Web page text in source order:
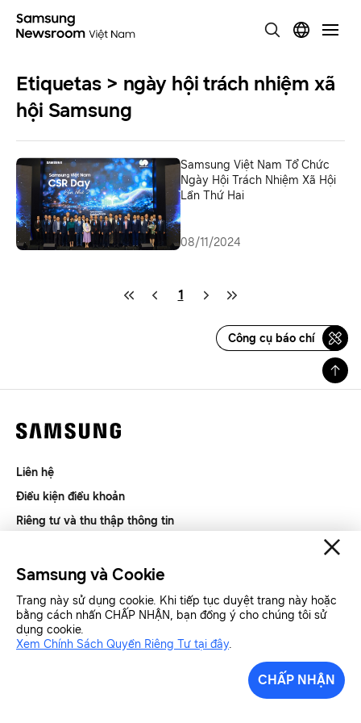
Etiquetas > ngày hội trách nhiệm xã
hội Samsung
Samsung Việt Nam Tổ Chức
Ngày Hội Trách Nhiệm Xã Hội
Lần Thứ Hai
08/11/2024
1
Công cụ báo chí
Liên hệ
Điều kiện điều khoản
Riêng tư và thu thập thông tin
Samsung Việt Nam Samsung Xin chào
Samsung và Cookie
Trang này sử dụng cookie. Khi tiếp tục duyệt trang này hoặc
bằng cách nhấn CHẤP NHẬN, bạn đồng ý cho chúng tôi sử
dụng cookie.
Xem Chính Sách Quyền Riêng Tư tại đây.
CHẤP NHẬN